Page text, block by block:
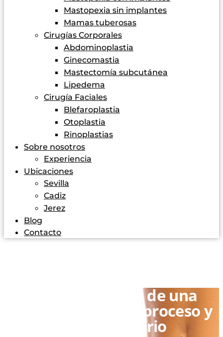
Mastopexia sin implantes
Mamas tuberosas
Cirugías Corporales
Abdominoplastia
Ginecomastia
Mastectomía subcutánea
Lipedema
Cirugía Faciales
Blefaroplastia
Otoplastia
Rinoplastias
Sobre nosotros
Experiencia
Ubicaciones
Sevilla
Cadiz
Jerez
Blog
Contacto
Antes y después de una
abdominoplastia: proceso y
postoperatorio